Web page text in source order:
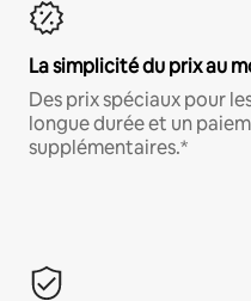
La simplicité du prix au
Des prix spéciaux pour
longue durée et un
supplémentaires.*